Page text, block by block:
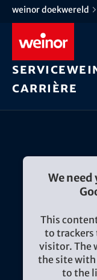
weinor doekwereld
Service
Carrière
We
This
to trackers
visitor. The
the site with
to the